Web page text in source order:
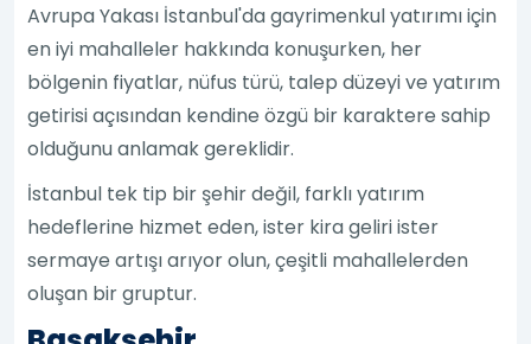
Avrupa Yakası İstanbul'da gayrimenkul yatırımı için
en iyi mahalleler hakkında konuşurken, her
bölgenin fiyatlar, nüfus türü, talep düzeyi ve yatırım
getirisi açısından kendine özgü bir karaktere sahip
olduğunu anlamak gereklidir.
İstanbul tek tip bir şehir değil, farklı yatırım
hedeflerine hizmet eden, ister kira geliri ister
sermaye artışı arıyor olun, çeşitli mahallelerden
oluşan bir gruptur.